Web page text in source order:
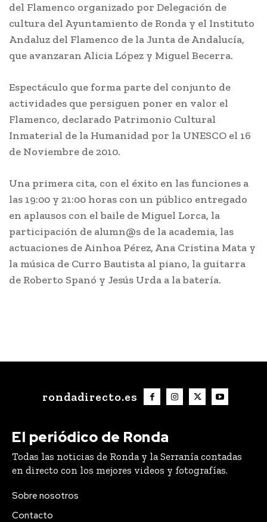
del Flamenco organizado por Delegación de
cultura del Ayuntamiento de Ronda y el Instituto
Andaluz del Flamenco de la Junta de Andalucía,
que avanzaran Alicia López y Miguel Becerra.
Espectáculo que forma parte del conjunto de
actividades que persiguen poner en valor el
Flamenco, declarado Patrimonio Cultural
Inmaterial de la Humanidad por la UNESCO el 16
de Noviembre de 2010.
Una primera cita, con el éxito en las funciones a
las 19:00 y 21:00 horas con un público entregado
en aplausos con el baile de Miguel Lorca, la
participación de alumn@s de la academia, las
actuaciones de Ainhoa Pérez, Ana Cristina Mata y
la música de Curro Bautista al piano, la guitarra
de Roberto Spanó y Jesús Urda a la batería.
rondadirecto.es
El periódico de Ronda
Todas las noticias de Ronda y la Serranía contadas
en directo con los mejores videos y fotografías.
Sobre nosotros
Contacto